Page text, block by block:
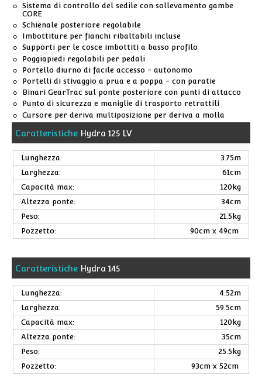
Sistema di controllo del sedile con sollevamento gambe
CORE
Schienale posteriore regolabile
Imbottiture per fianchi ribaltabili incluse
Supporti per le cosce imbottiti a basso profilo
Poggiapiedi regolabili per pedali
Portello diurno di facile accesso - autonomo
Portelli di stivaggio a prua e a poppa - con paratie
Binari GearTrac sul ponte posteriore con punti di attacco
Punto di sicurezza e maniglie di trasporto retrattili
Cursore per deriva multiposizione per deriva a molla
Caratteristiche Hydra 125 LV
Lunghezza:
3.75m
Larghezza:
61cm
Capacità max:
120kg
Altezza ponte:
34cm
Peso:
21.5kg
Pozzetto:
90cm x 49cm
Caratteristiche Hydra 145
Lunghezza:
4.52m
Larghezza:
59.5cm
Capacità max:
120kg
Altezza ponte:
35cm
Peso:
25.5kg
Pozzetto:
93cm x 52cm